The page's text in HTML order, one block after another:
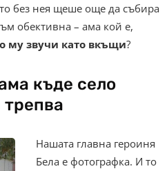
без нея щеше още да събира
обективна – ама кой е,
му звучи като вкъщи?
къде село
Нашата главна героиня
Бела е фотографка. И то